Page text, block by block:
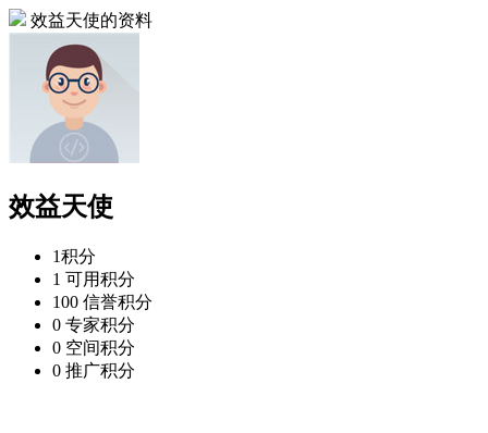
效益天使的资料
效益天使
1积分
1 可用积分
100 信誉积分
0 专家积分
0 空间积分
0 推广积分